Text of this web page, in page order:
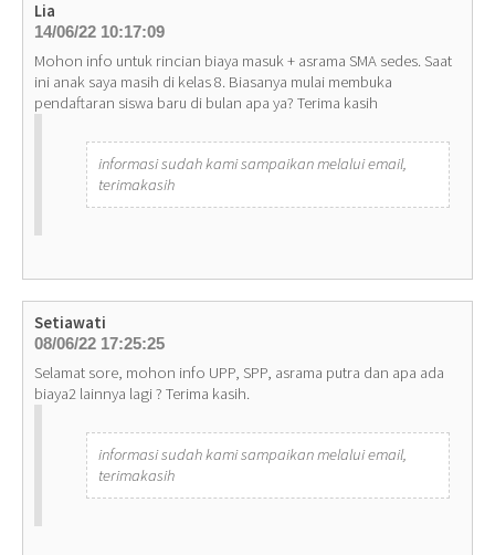
Lia
14/06/22 10:17:09
Mohon info untuk rincian biaya masuk + asrama SMA sedes. Saat
ini anak saya masih di kelas 8. Biasanya mulai membuka
pendaftaran siswa baru di bulan apa ya? Terima kasih
informasi sudah kami sampaikan melalui email,
terimakasih
Setiawati
08/06/22 17:25:25
Selamat sore, mohon info UPP, SPP, asrama putra dan apa ada
biaya2 lainnya lagi ? Terima kasih.
informasi sudah kami sampaikan melalui email,
terimakasih